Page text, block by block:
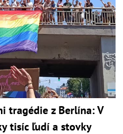
tragédie z Berlína: V
tisíc ľudí a stovky